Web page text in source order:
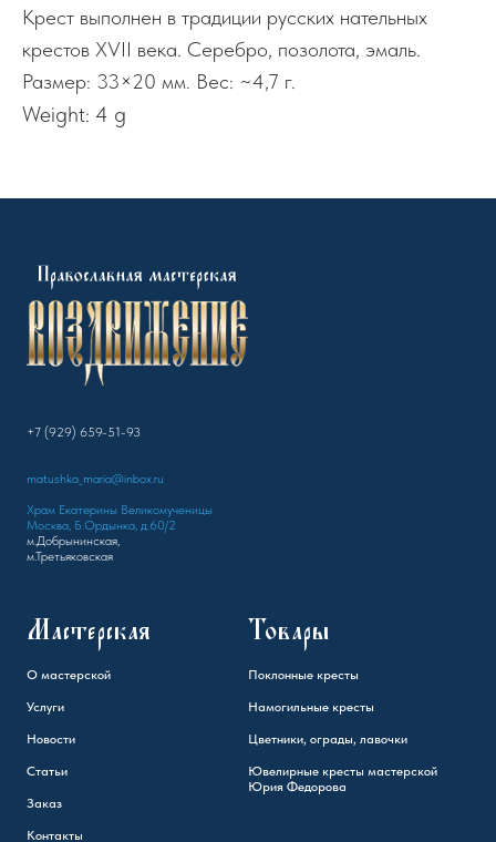
Крест выполнен в традиции русских нательных
крестов XVII века. Серебро, позолота, эмаль.
Размер: 33×20 мм. Вес: ~4,7 г.
Weight: 4 g
+7 (929) 659-51-93
matushka_maria@inbox.ru
Храм Екатерины Великомученицы
Москва, Б.Ордынка, д.60/2
м.Добрынинская,
м.Третьяковская
Мастерская
О мастерской
Услуги
Новости
Статьи
Заказ
Контакты
Товары
Поклонные кресты
Намогильные кресты
Цветники, ограды, лавочки
Ювелирные кресты мастерской
Юрия Федорова